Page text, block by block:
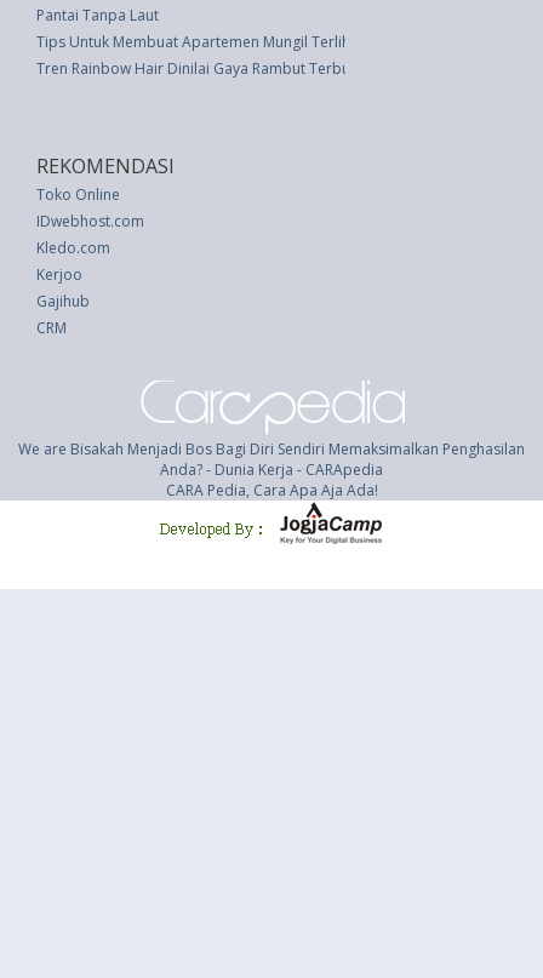
Pantai Tanpa Laut
Tips Untuk Membuat Apartemen Mungil Terlihat luas
Tren Rainbow Hair Dinilai Gaya Rambut Terburuk dan Tak Alami
REKOMENDASI
Toko Online
IDwebhost.com
Kledo.com
Kerjoo
Gajihub
CRM
We are Bisakah Menjadi Bos Bagi Diri Sendiri Memaksimalkan Penghasilan
Anda? - Dunia Kerja - CARApedia
CARA Pedia, Cara Apa Aja Ada!